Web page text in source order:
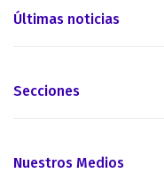
Últimas noticias
Secciones
Nuestros Medios